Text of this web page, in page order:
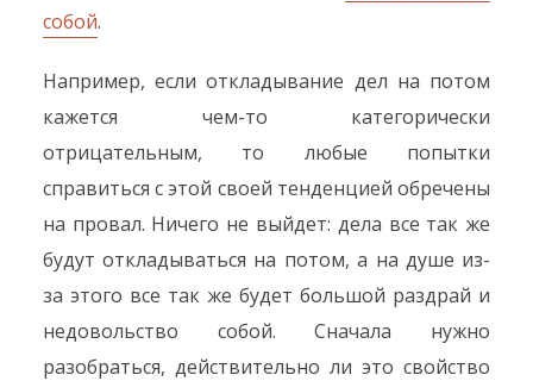
собой.
Например, если откладывание дел на потом
кажется чем-то категорически
отрицательным, то любые попытки
справиться с этой своей тенденцией обречены
на провал. Ничего не выйдет: дела все так же
будут откладываться на потом, а на душе из-
за этого все так же будет большой раздрай и
недовольство собой. Сначала нужно
разобраться, действительно ли это свойство